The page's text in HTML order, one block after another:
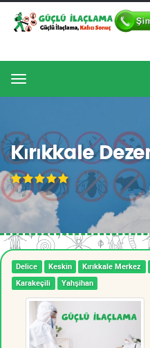
Menu
Kırıkkale
Delice Keskin Kırıkkale Merkez
Karakeçili
Yahşihan